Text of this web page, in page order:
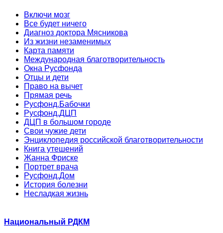
Включи мозг
Все будет ничего
Диагноз доктора Мясникова
Из жизни незаменимых
Карта памяти
Международная благотворительность
Окна Русфонда
Отцы и дети
Право на вычет
Прямая речь
Русфонд.Бабочки
Русфонд.ДЦП
ДЦП в большом городе
Свои чужие дети
Энциклопедия российской благотворительности
Книга утешений
Жанна Фриске
Портрет врача
Русфонд.Дом
История болезни
Несладкая жизнь
Национальный РДКМ